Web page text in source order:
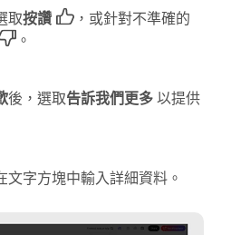
取按讚
，或針對不準確的
。
後，選取告訴我們更多 以提供
文字方塊中輸入詳細資料。